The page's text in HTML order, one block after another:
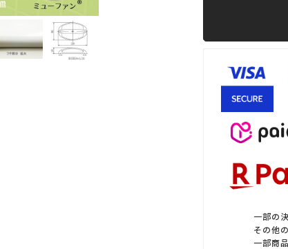
一部の
その他
一部商